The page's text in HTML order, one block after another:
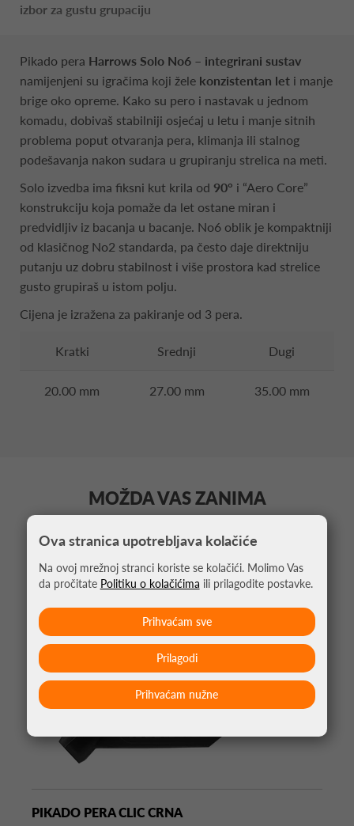
izbor za gustu grupaciju
Pikado pera Harrows Solo No6 – integrirani sustav
namijenjeni su igračima koji žele konzistentan let i manje
brige oko opreme. Kako su pero i nastavak u jednom
komadu, dobivaš stabilniji osjećaj u letu i manje sitnih
problema poput otvaranja pera, klimanja ili stalnog
podešavanja nakon sudara u grupiranju strelica na meti.
Solo izvedba ima fiksni kut krila od 90° i “Aero Core”
konstrukciju koja pomaže da let ostane miran i
predvidljiv iz bacanja u bacanje. No6 oblik je kompaktniji
od klasičnog No2 standarda, pa često daje direktniju
putanju uz dobru stabilnost i više prostora kad strelice
gusto grupiraš u istom polju.
Cijena je izražena za pakiranje od 3 pera.
Kratki Srednji Dugi
20.00 mm 27.00 mm 35.00 mm
MOŽDA VAS ZANIMA
PIKADO PERA CLIC CRNA
Ova stranica upotrebljava kolačiće
Na ovoj mrežnoj stranci koriste se kolačići. Molimo Vas
da pročitate Politiku o kolačićima ili prilagodite postavke.
Prihvaćam nužne
Prilagodi
Prihvaćam sve